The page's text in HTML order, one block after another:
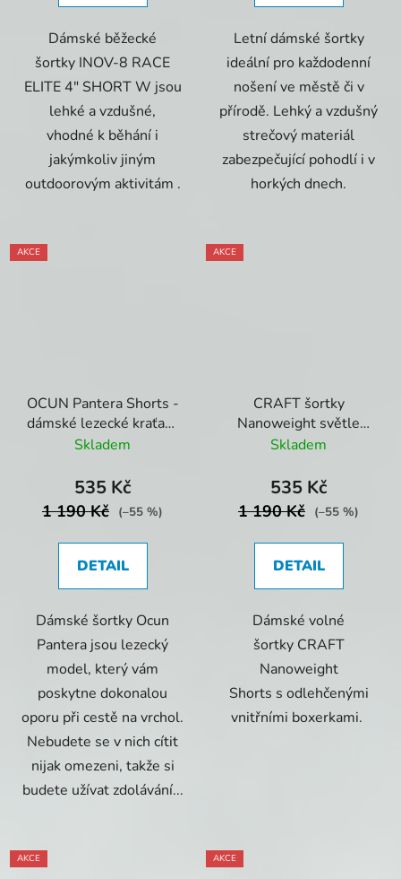
Dámské běžecké
šortky INOV-8 RACE
ELITE 4" SHORT W jsou
lehké a vzdušné,
vhodné k běhání i
jakýmkoliv jiným
outdoorovým aktivitám .
Letní dámské šortky
ideální pro každodenní
nošení ve městě či v
přírodě. Lehký a vzdušný
strečový materiál
zabezpečující pohodlí i v
horkých dnech.
AKCE
OCUN Pantera Shorts -
dámské lezecké kraťasy
Peridot
Skladem
535 Kč
1 190 Kč (–55 %)
DETAIL
Dámské šortky Ocun
Pantera jsou lezecký
model, který vám
poskytne dokonalou
oporu při cestě na vrchol.
Nebudete se v nich cítit
nijak omezeni, takže si
budete užívat zdolávání...
AKCE
CRAFT šortky
Nanoweight světle
zelené
Skladem
535 Kč
1 190 Kč (–55 %)
DETAIL
Dámské volné
šortky CRAFT
Nanoweight
Shorts s odlehčenými
vnitřními boxerkami.
AKCE AKCE